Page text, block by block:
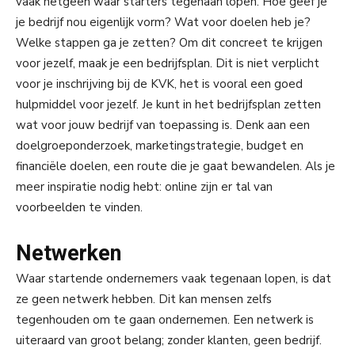
je bedrijf nou eigenlijk vorm? Wat voor doelen heb je?
Welke stappen ga je zetten? Om dit concreet te krijgen
voor jezelf, maak je een bedrijfsplan. Dit is niet verplicht
voor je inschrijving bij de KVK, het is vooral een goed
hulpmiddel voor jezelf. Je kunt in het bedrijfsplan zetten
wat voor jouw bedrijf van toepassing is. Denk aan een
doelgroeponderzoek, marketingstrategie, budget en
financiële doelen, een route die je gaat bewandelen. Als je
meer inspiratie nodig hebt: online zijn er tal van
voorbeelden te vinden.
Netwerken
Waar startende ondernemers vaak tegenaan lopen, is dat
ze geen netwerk hebben. Dit kan mensen zelfs
tegenhouden om te gaan ondernemen. Een netwerk is
uiteraard van groot belang; zonder klanten, geen bedrijf.